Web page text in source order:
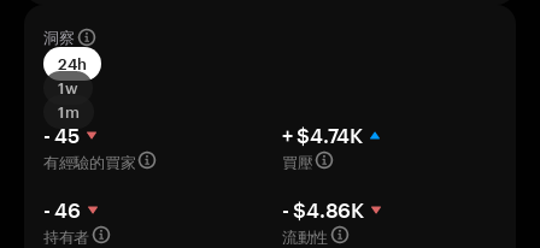
洞察
24h
1w
1m
- 45
有經驗的買家
+ $4.74K
買壓
- 46
持有者
- $4.86K
流動性